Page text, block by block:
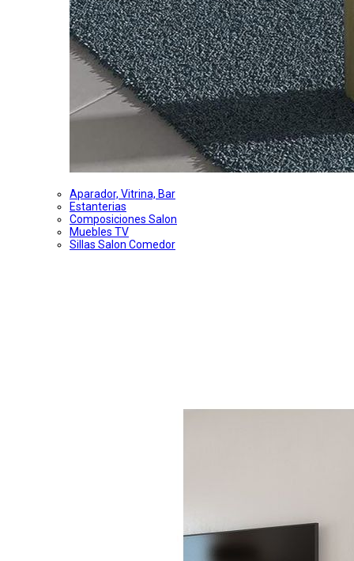
Aparador, Vitrina, Bar
Estanterias
Composiciones Salon
Muebles TV
Sillas Salon Comedor